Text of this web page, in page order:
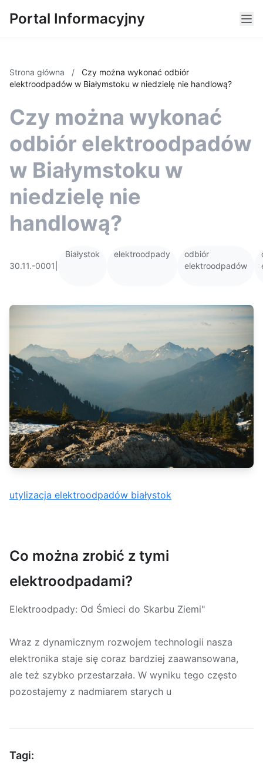
Portal Informacyjny
Strona główna /
Czy można wykonać odbiór
elektroodpadów w Białymstoku w niedzielę nie handlową?
Czy można wykonać
odbiór elektroodpadów
w Białymstoku w
niedzielę nie
handlową?
30.11.-0001
Białystok elektroodpady
odbiór
elektroodpadów
utylizacja elektroodpadów białystok
Co można zrobić z tymi
elektroodpadami?
Elektroodpady: Od Śmieci do Skarbu Ziemi"
Wraz z dynamicznym rozwojem technologii nasza
elektronika staje się coraz bardziej zaawansowana,
ale też szybko przestarzała. W wyniku tego często
pozostajemy z nadmiarem starych u
Tagi: